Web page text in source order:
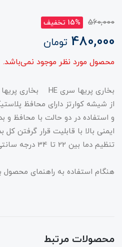
560,000 15% تخفیف
480,000 تومان
محصول مورد نظر موجود نمی‌باشد.
از شیشه کوارتز دارای محافظ
و استفاده در دو حالت با محافظ و
ایمنی بالا با قابلیت قرار گرفتن
تنظیم دما
هنگام استفاده به راهنمای محصول
محصولات مرتبط